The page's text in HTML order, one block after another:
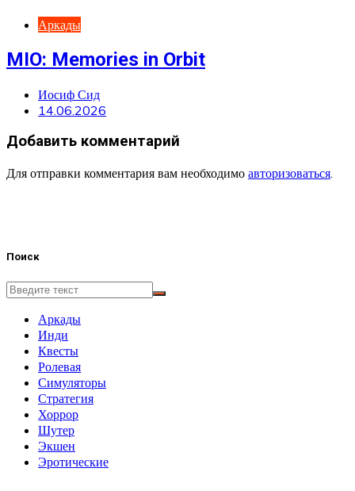
Аркады
MIO: Memories in Orbit
Иосиф Сид
14.06.2026
Добавить комментарий
Для отправки комментария вам необходимо авторизоваться.
Поиск
Аркады
Инди
Квесты
Ролевая
Симуляторы
Стратегия
Хоррор
Шутер
Экшен
Эротические